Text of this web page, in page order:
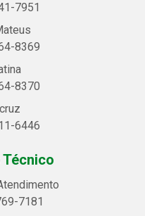
7951
8369
8370
6446
7181